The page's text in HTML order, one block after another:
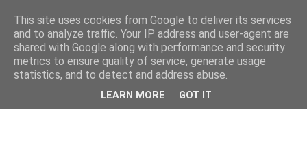
This site uses cookies from Google to deliver its services
and to analyze traffic. Your IP address and user-agent are
shared with Google along with performance and security
metrics to ensure quality of service, generate usage
statistics, and to detect and address abuse.
LEARN MORE GOT IT